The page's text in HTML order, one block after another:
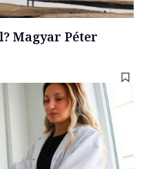
Magyar Péter